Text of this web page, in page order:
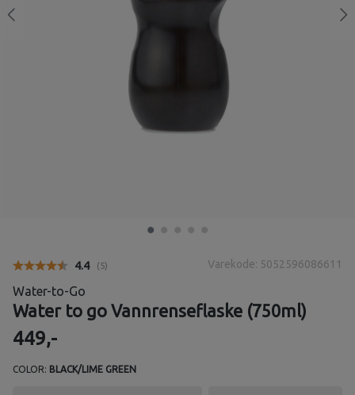
Gjennomsnittskarakter:
4.4 ( stemmer:
5) Varekode: 5052596086611
Water-to-Go
Water to go Vannrenseflaske (750ml)
449,-
COLOR: BLACK/LIME GREEN